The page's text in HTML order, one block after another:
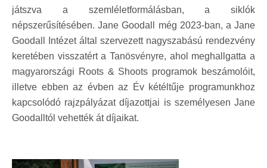
játszva a szemléletformálásban, a siklók
népszerűsítésében. Jane Goodall még 2023-ban, a Jane
Goodall Intézet által szervezett nagyszabású rendezvény
keretében visszatért a Tanösvényre, ahol meghallgatta a
magyarországi Roots & Shoots programok beszámolóit,
illetve ebben az évben az Év kétéltűje programunkhoz
kapcsolódó rajzpályázat díjazottjai is személyesen Jane
Goodalltól vehették át díjaikat.